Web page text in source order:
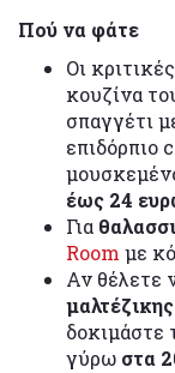
Πού να φάτε
Οι
κουζίνα
σπαγγέτι
επιδόρπιο
έως 24
Για
Room με
Αν θέλετε
δοκιμάστε
γύρω στα